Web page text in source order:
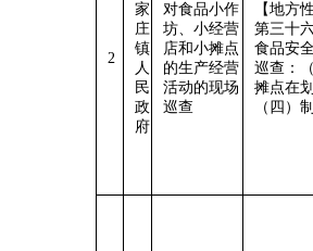
2
家
庄
镇
人
民
政
府
对食品小作
坊、小经营
店和小摊点
的生产经营
活动的现场
巡查
【地方
第三十
食品安
巡查：
摊点在
（四）